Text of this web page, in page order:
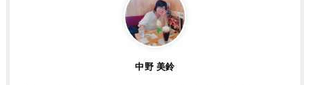
中野 美鈴